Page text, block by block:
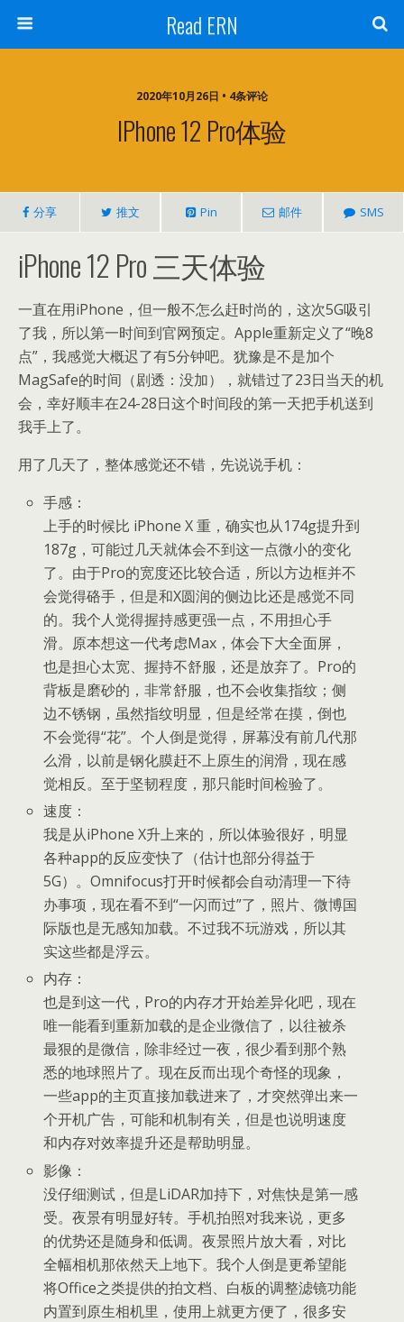
Read ERN
2020年10月26日 • 4条评论
IPhone 12 Pro体验
分享 推文 Pin 邮件 SMS
iPhone 12 Pro 三天体验
一直在用iPhone，但一般不怎么赶时尚的，这次5G吸引
了我，所以第一时间到官网预定。Apple重新定义了“晚8
点”，我感觉大概迟了有5分钟吧。犹豫是不是加个
MagSafe的时间（剧透：没加），就错过了23日当天的机
会，幸好顺丰在24-28日这个时间段的第一天把手机送到
我手上了。
用了几天了，整体感觉还不错，先说说手机：
手感：
上手的时候比 iPhone X 重，确实也从174g提升到
187g，可能过几天就体会不到这一点微小的变化
了。由于Pro的宽度还比较合适，所以方边框并不
会觉得硌手，但是和X圆润的侧边比还是感觉不同
的。我个人觉得握持感更强一点，不用担心手
滑。原本想这一代考虑Max，体会下大全面屏，
也是担心太宽、握持不舒服，还是放弃了。Pro的
背板是磨砂的，非常舒服，也不会收集指纹；侧
边不锈钢，虽然指纹明显，但是经常在摸，倒也
不会觉得“花”。个人倒是觉得，屏幕没有前几代那
么滑，以前是钢化膜赶不上原生的润滑，现在感
觉相反。至于坚韧程度，那只能时间检验了。
速度：
我是从iPhone X升上来的，所以体验很好，明显
各种app的反应变快了（估计也部分得益于
5G）。Omnifocus打开时候都会自动清理一下待
办事项，现在看不到“一闪而过”了，照片、微博国
际版也是无感知加载。不过我不玩游戏，所以其
实这些都是浮云。
内存：
也是到这一代，Pro的内存才开始差异化吧，现在
唯一能看到重新加载的是企业微信了，以往被杀
最狠的是微信，除非经过一夜，很少看到那个熟
悉的地球照片了。现在反而出现个奇怪的现象，
一些app的主页直接加载进来了，才突然弹出来一
个开机广告，可能和机制有关，但是也说明速度
和内存对效率提升还是帮助明显。
影像：
没仔细测试，但是LiDAR加持下，对焦快是第一感
受。夜景有明显好转。手机拍照对我来说，更多
的优势还是随身和低调。夜景照片放大看，对比
全幅相机那依然天上地下。我个人倒是更希望能
将Office之类提供的拍文档、白板的调整滤镜功能
内置到原生相机里，使用上就更方便了，很多安